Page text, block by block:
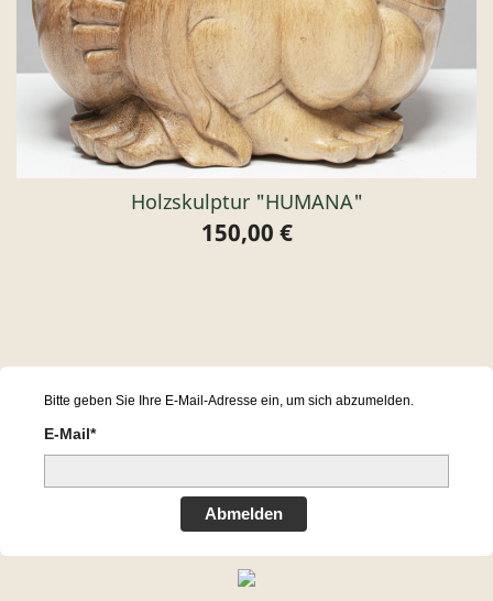
Holzskulptur "HUMANA"
Preis
150,00 €
Bitte geben Sie Ihre E-Mail-Adresse ein, um sich abzumelden.
E-Mail*
Abmelden